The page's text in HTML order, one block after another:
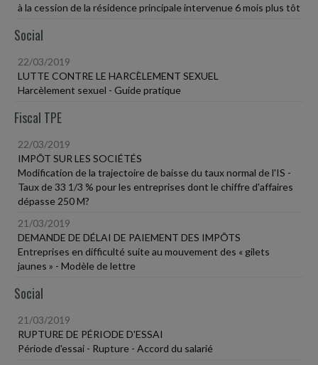
à la cession de la résidence principale intervenue 6 mois plus tôt
Social
22/03/2019
LUTTE CONTRE LE HARCÈLEMENT SEXUEL
Harcèlement sexuel - Guide pratique
Fiscal TPE
22/03/2019
IMPÔT SUR LES SOCIÉTÉS
Modification de la trajectoire de baisse du taux normal de l'IS -
Taux de 33 1/3 % pour les entreprises dont le chiffre d'affaires
dépasse 250 M?
21/03/2019
DEMANDE DE DÉLAI DE PAIEMENT DES IMPÔTS
Entreprises en difficulté suite au mouvement des « gilets
jaunes » - Modèle de lettre
Social
21/03/2019
RUPTURE DE PÉRIODE D'ESSAI
Période d'essai - Rupture - Accord du salarié